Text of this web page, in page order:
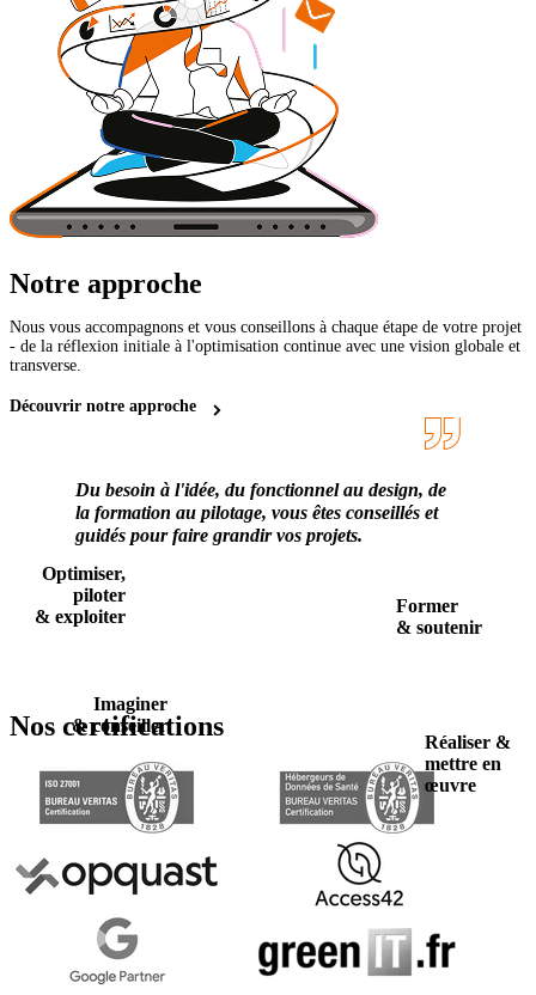
Notre approche
Nous vous accompagnons et vous conseillons à chaque étape de votre projet
- de la réflexion initiale à l'optimisation continue avec une vision globale et
transverse.
Découvrir notre approche
Du besoin à l'idée, du fonctionnel au design, de
la formation au pilotage, vous êtes conseillés et
guidés pour faire grandir vos projets.
Imaginer
& conseiller
Réaliser &
mettre en
œuvre
Former
& soutenir
Optimiser,
piloter
& exploiter
Nos certifications